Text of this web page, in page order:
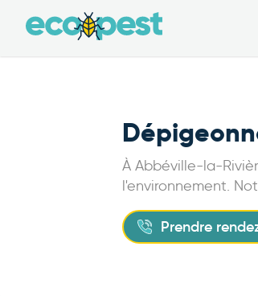
À Abbéville-la-
l'environnement.
Prendre